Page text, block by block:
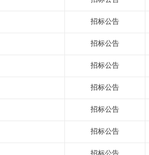
招标公告
招标公告
招标公告
招标公告
招标公告
招标公告
招标公告